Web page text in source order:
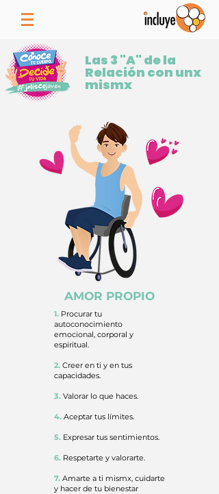
Las 3 "A" de la
Relación con unx
mismx
AMOR PROPIO
1. Procurar tu
autoconocimiento
emocional, corporal y
espiritual.
2. Creer en ti y en tus
capacidades.
3. Valorar lo que haces.
4. Aceptar tus límites.
5. Expresar tus sentimientos.
6. Respetarte y valorarte.
7. Amarte a ti mismx, cuidarte
y hacer de tu bienestar